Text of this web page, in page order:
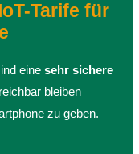
Tarife für
eine sehr sichere
bleiben
zu geben.